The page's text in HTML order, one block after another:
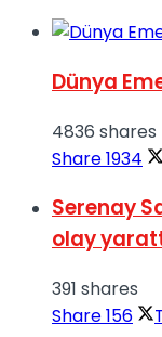
Dünya
4836 shares
Share1934
Serenay
olay
391 shares
Share156